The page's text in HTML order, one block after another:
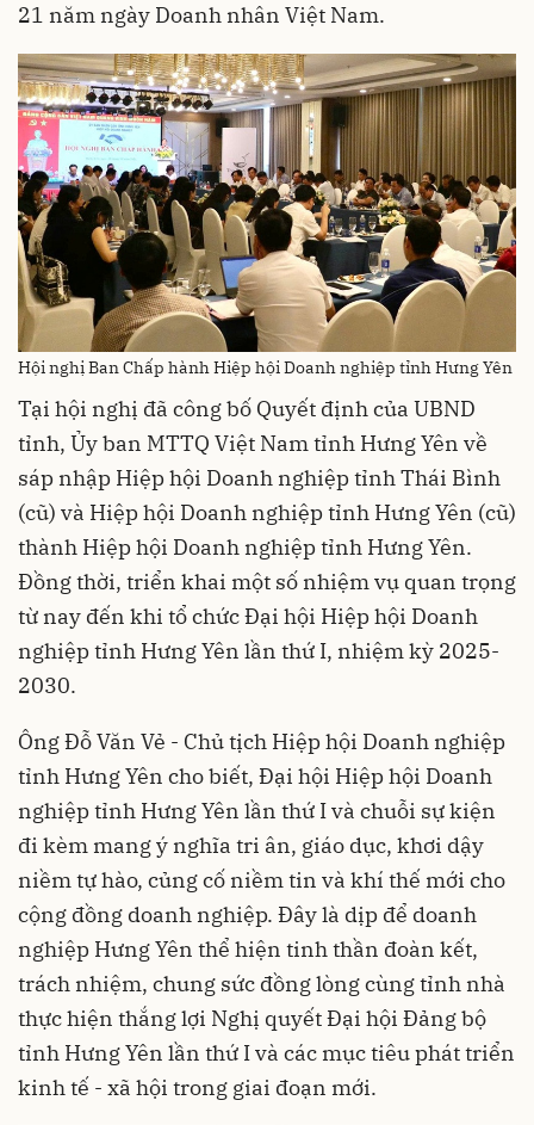
21 năm ngày Doanh nhân Việt Nam.
Hội nghị Ban Chấp hành Hiệp hội Doanh nghiệp tỉnh Hưng Yên
Tại hội nghị đã công bố Quyết định của UBND
tỉnh, Ủy ban MTTQ Việt Nam tỉnh Hưng Yên về
sáp nhập Hiệp hội Doanh nghiệp tỉnh Thái Bình
(cũ) và Hiệp hội Doanh nghiệp tỉnh Hưng Yên (cũ)
thành Hiệp hội Doanh nghiệp tỉnh Hưng Yên.
Đồng thời, triển khai một số nhiệm vụ quan trọng
từ nay đến khi tổ chức Đại hội Hiệp hội Doanh
nghiệp tỉnh Hưng Yên lần thứ I, nhiệm kỳ 2025-
2030.
Ông Đỗ Văn Vẻ - Chủ tịch Hiệp hội Doanh nghiệp
tỉnh Hưng Yên cho biết, Đại hội Hiệp hội Doanh
nghiệp tỉnh Hưng Yên lần thứ I và chuỗi sự kiện
đi kèm mang ý nghĩa tri ân, giáo dục, khơi dậy
niềm tự hào, củng cố niềm tin và khí thế mới cho
cộng đồng doanh nghiệp. Đây là dịp để doanh
nghiệp Hưng Yên thể hiện tinh thần đoàn kết,
trách nhiệm, chung sức đồng lòng cùng tỉnh nhà
thực hiện thắng lợi Nghị quyết Đại hội Đảng bộ
tỉnh Hưng Yên lần thứ I và các mục tiêu phát triển
kinh tế - xã hội trong giai đoạn mới.